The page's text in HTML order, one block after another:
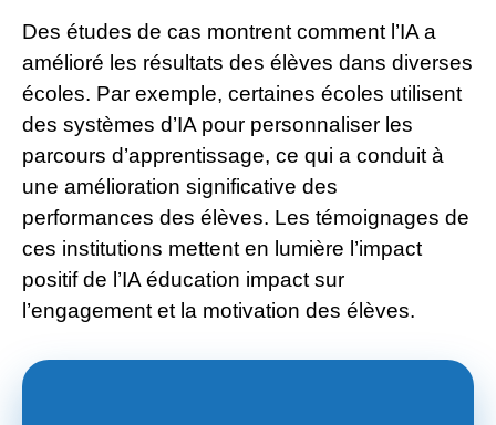
Des études de cas montrent comment l’IA a
amélioré les résultats des élèves dans diverses
écoles. Par exemple, certaines écoles utilisent
des systèmes d’IA pour personnaliser les
parcours d’apprentissage, ce qui a conduit à
une amélioration significative des
performances des élèves. Les témoignages de
ces institutions mettent en lumière l’impact
positif de l’IA éducation impact sur
l’engagement et la motivation des élèves.